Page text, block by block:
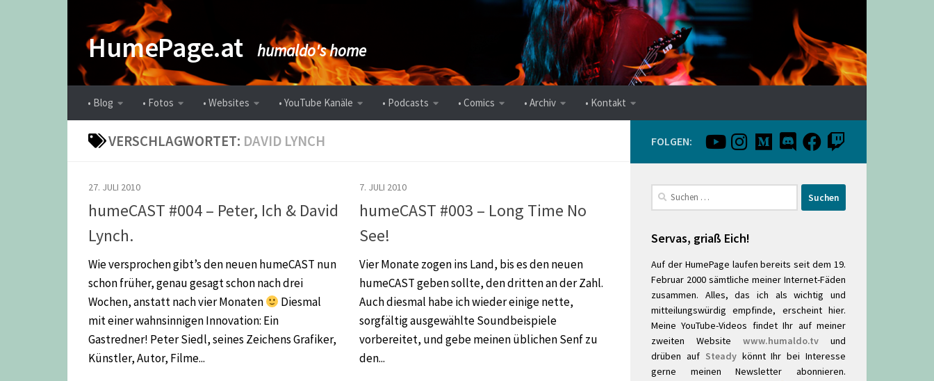
Zum Inhalt springen
HumePage.at humaldo's home
• Blog • Fotos • Websites • YouTube Kanäle • Podcasts • Comics • Archiv • Kontakt
VERSCHLAGWORTET: DAVID LYNCH
27. JULI 2010
humeCAST #004 – Peter, Ich & David
Lynch.
Wie versprochen gibt’s den neuen humeCAST nun
schon früher, genau gesagt schon nach drei
Wochen, anstatt nach vier Monaten
Diesmal
mit einer wahnsinnigen Innovation: Ein
Gastredner! Peter Siedl, seines Zeichens Grafiker,
Künstler, Autor, Filme...
7. JULI 2010
humeCAST #003 – Long Time No
See!
Vier Monate zogen ins Land, bis es den neuen
humeCAST geben sollte, den dritten an der Zahl.
Auch diesmal habe ich wieder einige nette,
sorgfältig ausgewählte Soundbeispiele
vorbereitet, und gebe meinen üblichen Senf zu
den...
FOLGEN:
Suchen
nach:
Servas, griaß Eich!
Auf der HumePage laufen bereits seit dem 19.
Februar 2000 sämtliche meiner Internet-Fäden
zusammen. Alles, das ich als wichtig und
mitteilungswürdig empfinde, erscheint hier.
Meine YouTube-Videos findet Ihr auf meiner
zweiten Website www.humaldo.tv und
drüben auf Steadykönnt Ihr bei Interesse
gerne meinen Newsletter abonnieren.